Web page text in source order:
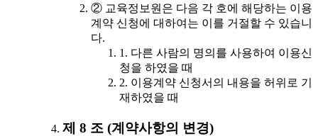
② 교육정보원은 다음 각 호에 해당하는 이용
계약 신청에 대하여는 이를 거절할 수 있습니
다.
1. 다른 사람의 명의를 사용하여 이용신
청을 하였을 때
2. 이용계약 신청서의 내용을 허위로 기
재하였을 때
제 8 조 (계약사항의 변경)